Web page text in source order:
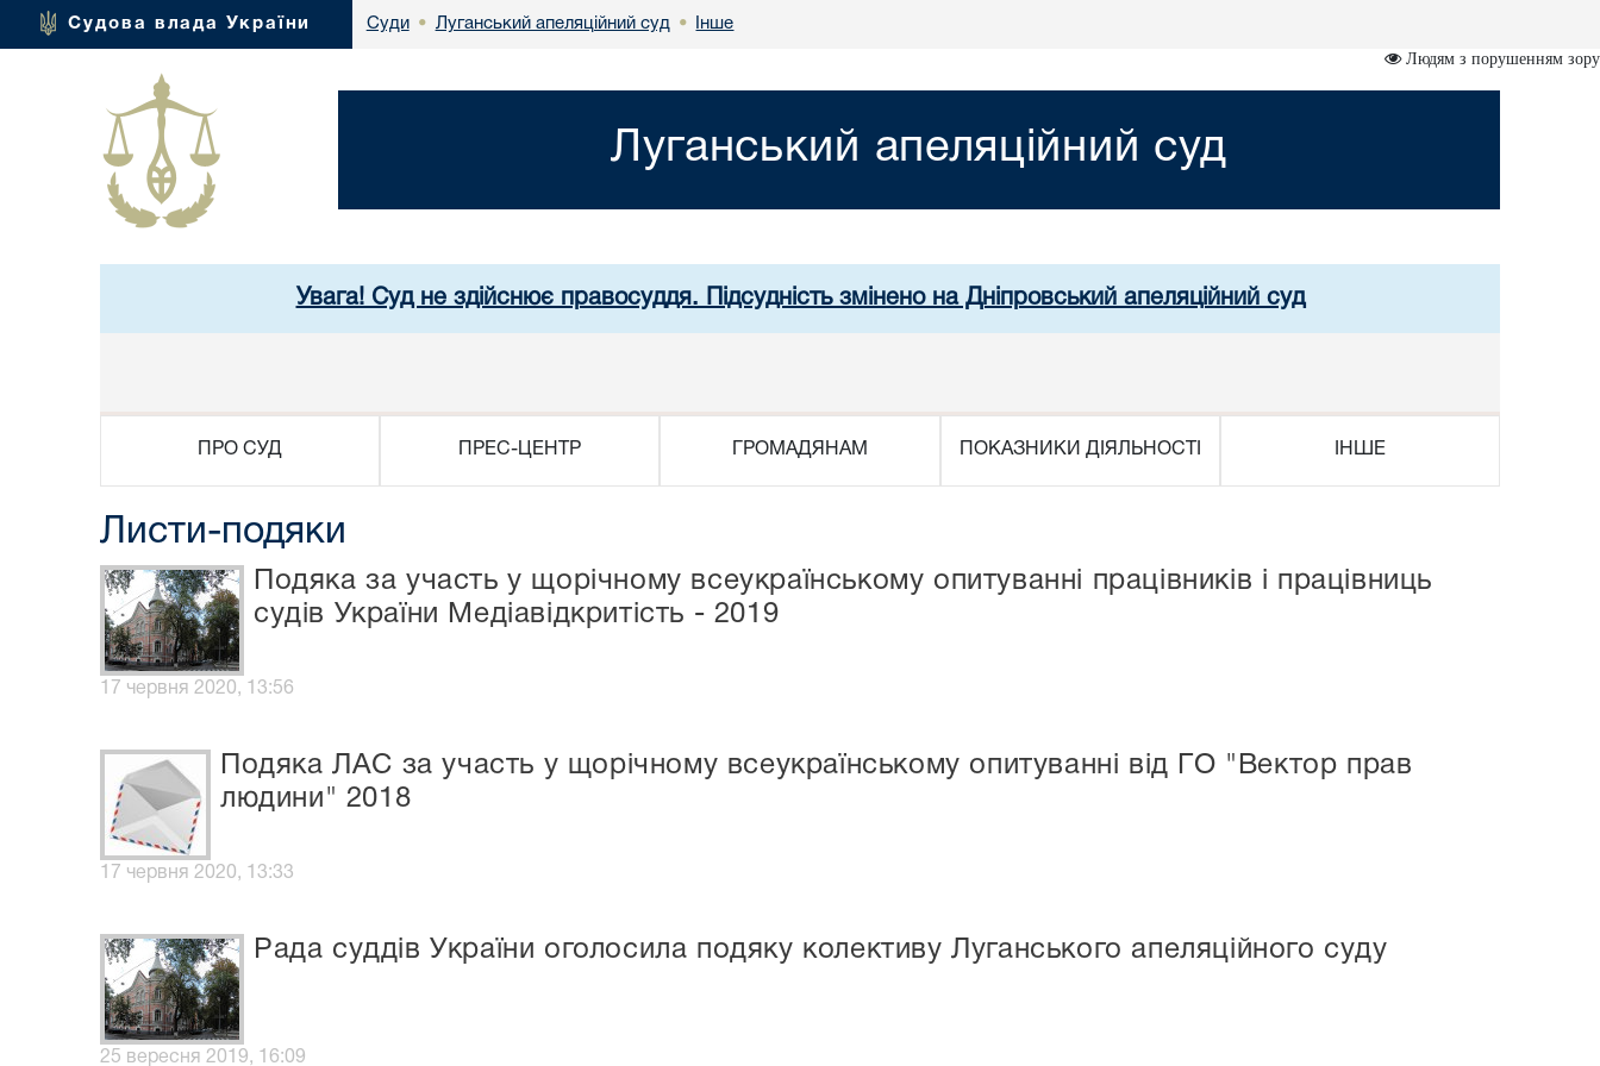
Судова влада України Суди • Луганський апеляційний суд • Інше
Людям з порушенням зору
Луганський апеляційний суд
Увага! Суд не здійснює правосуддя. Підсудність змінено на Дніпровський апеляційний суд
ПРО СУД ПРЕС-ЦЕНТР ГРОМАДЯНАМ ПОКАЗНИКИ ДІЯЛЬНОСТІ ІНШЕ
Листи-подяки
Подяка за участь у щорічному всеукраїнському опитуванні працівників і працівниць
судів України Медіавідкритість - 2019
17 червня 2020, 13:56
Подяка ЛАС за участь у щорічному всеукраїнському опитуванні від ГО "Вектор прав
людини" 2018
17 червня 2020, 13:33
Рада суддів України оголосила подяку колективу Луганського апеляційного суду
25 вересня 2019, 16:09